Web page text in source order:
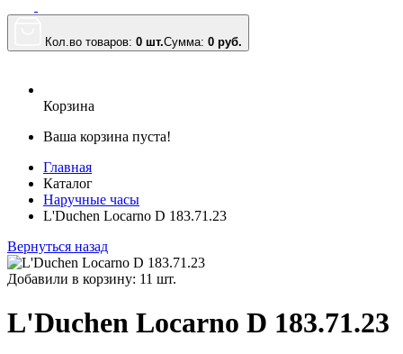
Кол.во товаров: 0 шт.Сумма: 0 руб.
Корзина
Ваша корзина пуста!
Главная
Каталог
Наручные часы
L'Duchen Locarno D 183.71.23
Вернуться назад
Добавили в корзину: 11 шт.
L'Duchen Locarno D 183.71.23